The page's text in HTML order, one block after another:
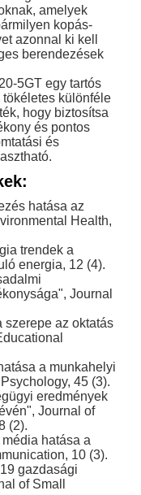
amelyek
kopás-
azonnal ki kell
berendezések
5GT egy tartós
különféle
hogy biztosítsa
és pontos
és
hatása az
Health,
trendek a
energia, 12 (4).
Journal
szerepe az oktatás
a munkahelyi
45 (3).
eredmények
Journal of
(2).
hatása a
10 (3).
gazdasági
of Small